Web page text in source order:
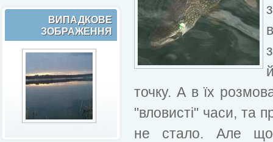
ВИПАДКОВЕ
ЗОБРАЖЕННЯ
точку. А в їх
"вловисті" часи, та
не стало. Але